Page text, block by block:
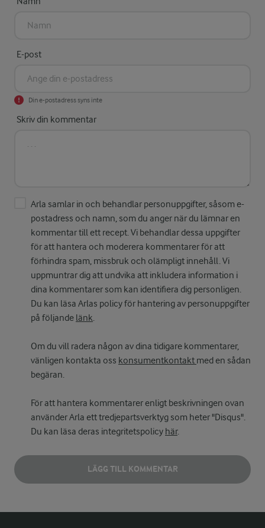
E-post
Din e-postadress syns inte
Skriv din kommentar
Arla samlar in och behandlar personuppgifter, såsom e-
postadress och namn, som du anger när du lämnar en
kommentar till ett recept. Vi behandlar dessa uppgifter
för att hantera och moderera kommentarer för att
förhindra spam, missbruk och olämpligt innehåll. Vi
uppmuntrar dig att undvika att inkludera information i
dina kommentarer som kan identifiera dig personligen.
Du kan läsa Arlas policy för hantering av personuppgifter
på följande länk.
Om du vill radera någon av dina tidigare kommentarer,
vänligen kontakta oss konsumentkontakt med en sådan
begäran.
För att hantera kommentarer enligt beskrivningen ovan
använder Arla ett tredjepartsverktyg som heter "Disqus".
Du kan läsa deras integritetspolicy här.
LÄGG TILL KOMMENTAR